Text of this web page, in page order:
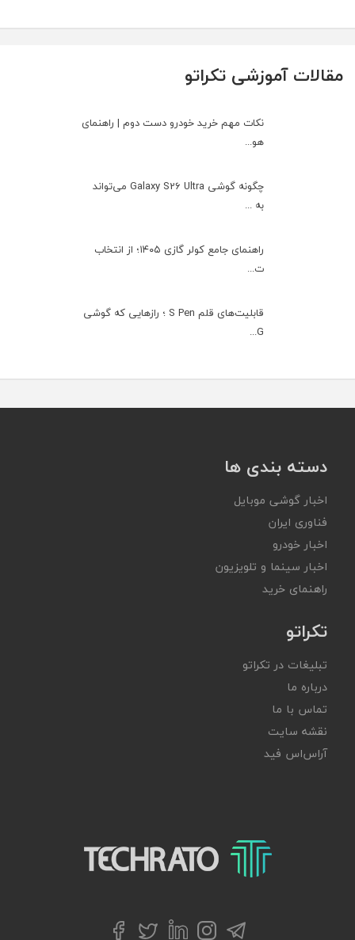
مقالات آموزشی تکراتو
نکات مهم خرید خودرو دست دوم | راهنمای
هو...
چگونه گوشی Galaxy S26 Ultra می‌تواند
به ...
راهنمای جامع کولر گازی ۱۴۰۵؛ از انتخاب
ت...
قابلیت‌های قلم S Pen ؛ رازهایی که گوشی
G...
دسته بندی ها
اخبار گوشی موبایل
فناوری ایران
اخبار خودرو
اخبار سینما و تلویزیون
راهنمای خرید
تکراتو
تبلیغات در تکراتو
درباره ما
تماس با ما
نقشه سایت
آر‌اس‌اس فید
تکراتو – زندگی با تکنولوژی
تلگراماینستاگرام
لینکداینتوییترفیسبوک